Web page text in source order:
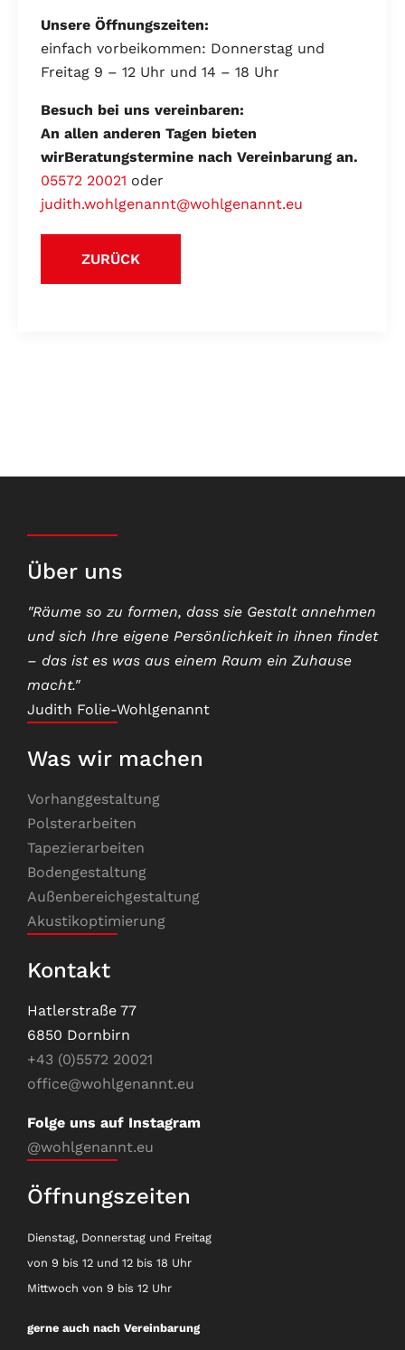
Unsere Öffnungszeiten:
einfach vorbeikommen: Donnerstag und
Freitag 9 – 12 Uhr und 14 – 18 Uhr
Besuch bei uns vereinbaren:
An allen anderen Tagen bieten
wirBeratungstermine nach Vereinbarung an.
05572 20021 oder
judith.wohlgenannt@wohlgenannt.eu
ZURÜCK
Über uns
"Räume so zu formen, dass sie Gestalt annehmen
und sich Ihre eigene Persönlichkeit in ihnen findet
– das ist es was aus einem Raum ein Zuhause
macht."
Judith Folie-Wohlgenannt
Was wir machen
Vorhanggestaltung
Polsterarbeiten
Tapezierarbeiten
Bodengestaltung
Außenbereichgestaltung
Akustikoptimierung
Kontakt
Hatlerstraße 77
6850 Dornbirn
+43 (0)5572 20021
office@wohlgenannt.eu
Folge uns auf Instagram
@wohlgenannt.eu
Öffnungszeiten
Dienstag, Donnerstag und Freitag
von 9 bis 12 und 12 bis 18 Uhr
Mittwoch von 9 bis 12 Uhr
gerne auch nach Vereinbarung